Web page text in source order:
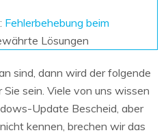
Fehlerbehebung beim
Lösungen
sind, dann wird der folgende
sein. Viele von uns wissen
Update Bescheid, aber
kennen, brechen wir das